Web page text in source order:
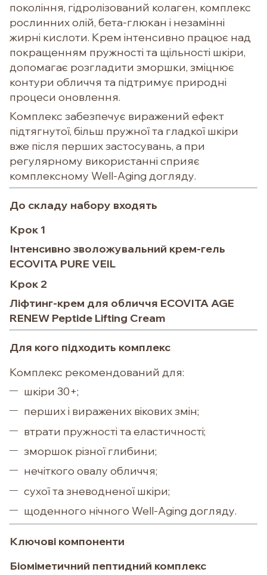
покоління, гідролізований колаген, комплекс
рослинних олій, бета-глюкан і незамінні
жирні кислоти. Крем інтенсивно працює над
покращенням пружності та щільності шкіри,
допомагає розгладити зморшки, зміцнює
контури обличчя та підтримує природні
процеси оновлення.
Комплекс забезпечує виражений ефект
підтягнутої, більш пружної та гладкої шкіри
вже після перших застосувань, а при
регулярному використанні сприяє
комплексному Well-Aging догляду.
До складу набору входять
Крок 1
Інтенсивно зволожувальний крем-гель
ECOVITA PURE VEIL
Крок 2
Ліфтинг-крем для обличчя ECOVITA AGE
RENEW Peptide Lifting Cream
Для кого підходить комплекс
Комплекс рекомендований для:
шкіри 30+;
перших і виражених вікових змін;
втрати пружності та еластичності;
зморшок різної глибини;
нечіткого овалу обличчя;
сухої та зневодненої шкіри;
щоденного нічного Well-Aging догляду.
Ключові компоненти
Біоміметичний пептидний комплекс